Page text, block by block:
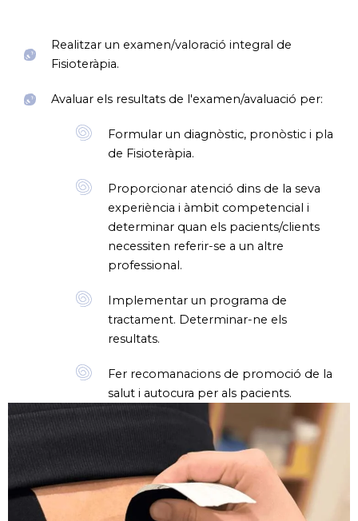
Realitzar un examen/valoració integral de
Fisioteràpia.
Avaluar els resultats de l'examen/avaluació per:
Formular un diagnòstic, pronòstic i pla
de Fisioteràpia.
Proporcionar atenció dins de la seva
experiència i àmbit competencial i
determinar quan els pacients/clients
necessiten referir-se a un altre
professional.
Implementar un programa de
tractament. Determinar-ne els
resultats.
Fer recomanacions de promoció de la
salut i autocura per als pacients.